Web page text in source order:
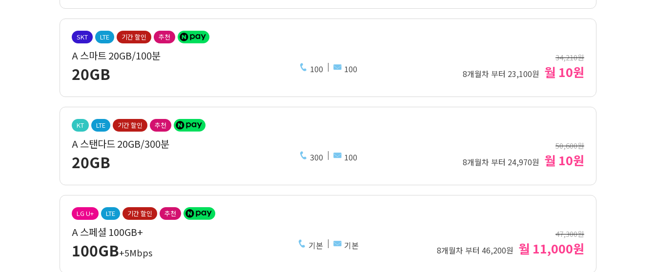
SKT LTE 기간 할인 추천
A 스마트 20GB/100분 34,210원
20GB 100 100 8개월차 부터 23,100원 월 10원
KT LTE 기간 할인 추천
A 스탠다드 20GB/300분 50,600원
20GB 300 100 8개월차 부터 24,970원 월 10원
LG U+ LTE 기간 할인 추천
A 스페셜 100GB+ 47,300원
100GB+5Mbps
기본 기본 8개월차 부터 46,200원 월 11,000원